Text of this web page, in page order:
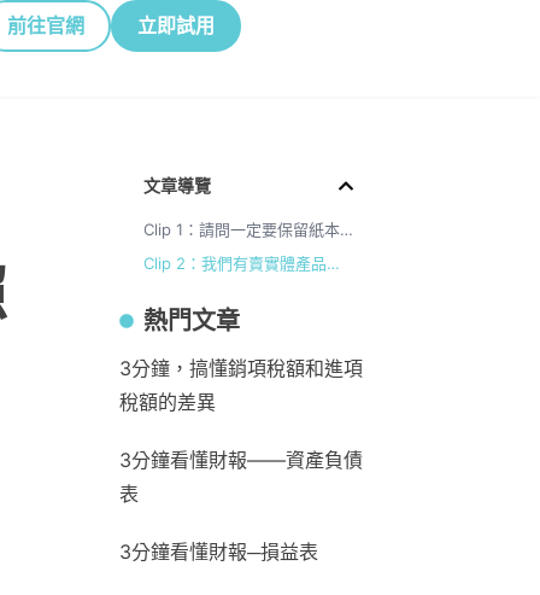
前往官網 立即試用
文章導覽
Clip 1：請問一定要保留紙本嗎？還是可以上傳發票照片跟明細照片？
Clip 2：我們有賣實體產品，可以在系統中查看進銷庫存嗎？
熱門文章
3分鐘，搞懂銷項稅額和進項
稅額的差異
3分鐘看懂財報——資產負債
表
3分鐘看懂財報─損益表